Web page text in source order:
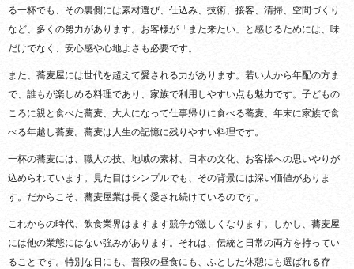
る一杯でも、その裏側には素材選び、仕込み、技術、接客、清掃、空間づくり
など、多くの努力があります。お客様が「また来たい」と感じるためには、味
だけでなく、安心感や心地よさも必要です。
また、蕎麦屋には世代を超えて愛される力があります。若い人から年配の方ま
で、誰もが楽しめる料理であり、家族で利用しやすい点も魅力です。子どもの
ころに親と食べた蕎麦、大人になって仕事帰りに食べる蕎麦、年末に家族で食
べる年越し蕎麦。蕎麦は人生の記憶に残りやすい料理です。
一杯の蕎麦には、職人の技、地域の素材、日本の文化、お客様への思いやりが
込められています。見た目はシンプルでも、その背景には深い価値がありま
す。だからこそ、蕎麦屋業は長く愛され続けているのです。
これからの時代、飲食業界はますます競争が激しくなります。しかし、蕎麦屋
には他の業態にはない強みがあります。それは、伝統と日常の両方を持ってい
ることです。特別な日にも、普段の昼食にも、ふとした休憩にも選ばれる存